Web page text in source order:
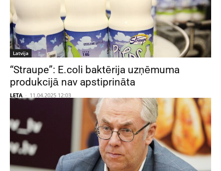
Latvija
“Straupe”: E.coli baktērija uzņēmuma
produkcijā nav apstiprināta
LETA - 11.04.2025 12:03